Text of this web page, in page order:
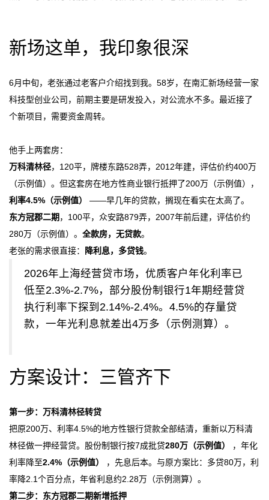
新场这单，我印象很深
6月中旬，老张通过老客户介绍找到我。58岁，在南汇新场经营一家
科技型创业公司，前期主要是研发投入，对公流水不多。最近接了
个新项目，需要资金周转。
他手上两套房：
万科清林径，120平，牌楼东路528弄，2012年建，评估价约400万
（示例值）。但这套房在地方性商业银行抵押了200万（示例值），
利率4.5%（示例值）
——早几年的贷款，搁现在看实在太高了。
东方冠郡二期 ，100平，众安路879弄，2007年前后建，评估价约
280万（示例值）。 全款房，无贷款。
老张的需求很直接：
降利息，多贷钱。
2026年上海经营贷市场，优质客户年化利率已
低至2.3%-2.7%，部分股份制银行1年期经营贷
执行利率下探到2.14%-2.4%。4.5%的存量贷
款，一年光利息就差出4万多（示例测算）。
方案设计：三管齐下
第一步：万科清林径转贷
把原200万、利率4.5%的地方性银行贷款全部结清，重新以万科清
林径做一押经营贷。股份制银行按7成批贷280万（示例值）
，年化
利率降至2.4%（示例值）
，先息后本。与原方案比：多贷80万，利
率降2.1个百分点，年省利息约2.28万（示例测算）。
第二步：东方冠郡二期新增抵押